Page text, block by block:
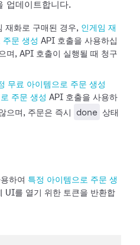
업데이트합니다.
재화로 구매된 경우, 인게임 재
주문 생성 API 호출을 사용하십
며, API 호출이 실행될 때 청구
무료 아이템으로 주문 생성
주문 생성 API 호출을 사용하
으며, 주문은 즉시
done 상태
하여 특정 아이템으로 주문 생
UI를 열기 위한 토큰을 반환합